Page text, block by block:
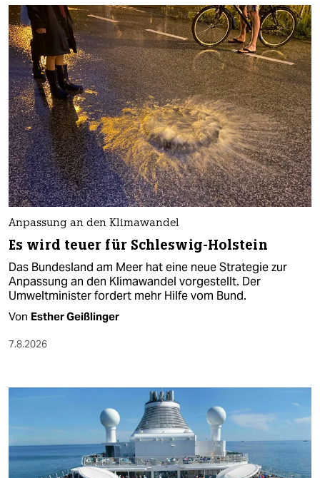
Anpassung an den Klimawandel
Es wird teuer für Schleswig-Holstein
Das Bundesland am Meer hat eine neue Strategie zur
Anpassung an den Klimawandel vorgestellt. Der
Umweltminister fordert mehr Hilfe vom Bund.
Von Esther Geißlinger
7.8.2026